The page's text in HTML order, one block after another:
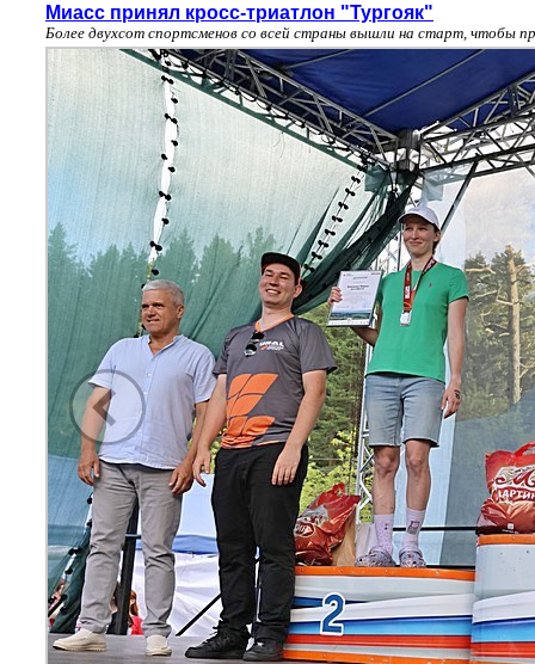
Миасс принял кросс-триатлон "Тургояк"
Более двухсот спортсменов со всей страны вышли на старт, чтобы